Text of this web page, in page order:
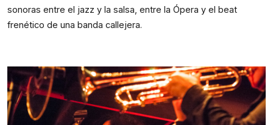
sonoras entre el jazz y la salsa, entre la Ópera y el beat
frenético de una banda callejera.